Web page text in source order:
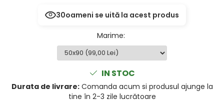
30oameni se uită la acest produs
Marime:
IN STOC
Durata de livrare:Comanda acum si produsul ajunge la
tine în 2-3 zile lucrătoare